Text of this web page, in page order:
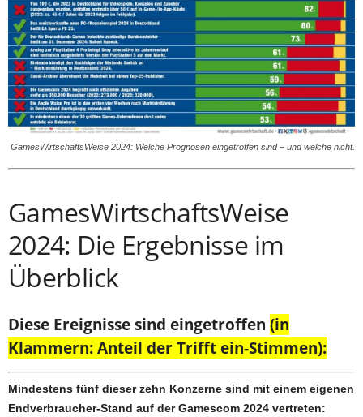
GamesWirtschaftsWeise 2024: Welche Prognosen eingetroffen sind – und welche nicht.
GamesWirtschaftsWeise
2024: Die Ergebnisse im
Überblick
Diese Ereignisse sind eingetroffen (in
Klammern: Anteil der Trifft ein-Stimmen):
Mindestens fünf dieser zehn Konzerne sind mit einem eigenen
Endverbraucher-Stand auf der Gamescom 2024 vertreten: